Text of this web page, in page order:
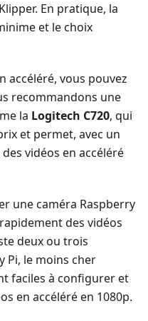
En pratique, la
et le choix
accéléré, vous pouvez
recommandons une
la Logitech C720, qui
et permet, avec un
vidéos en accéléré
une caméra Raspberry
des vidéos
deux ou trois
Pi, le moins cher
faciles à configurer et
en accéléré en 1080p.